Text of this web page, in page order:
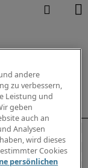
andere
zu verbessern,
Leistung und
geben
auch an
Analysen
wird dieses
Cookies
persönlichen